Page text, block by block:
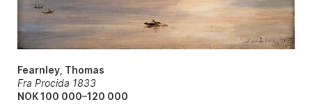
Fearnley, Thomas
Fra Procida 1833
NOK 100 000–120 000